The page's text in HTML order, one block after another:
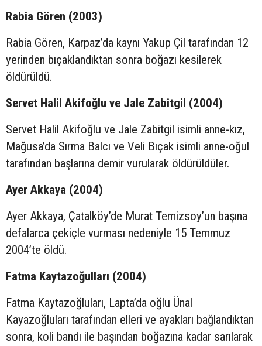
Rabia Gören (2003)
Rabia Gören, Karpaz’da kaynı Yakup Çil tarafından 12
yerinden bıçaklandıktan sonra boğazı kesilerek
öldürüldü.
Servet Halil Akifoğlu ve Jale Zabitgil (2004)
Servet Halil Akifoğlu ve Jale Zabitgil isimli anne-kız,
Mağusa’da Sırma Balcı ve Veli Bıçak isimli anne-oğul
tarafından başlarına demir vurularak öldürüldüler.
Ayer Akkaya (2004)
Ayer Akkaya, Çatalköy’de Murat Temizsoy’un başına
defalarca çekiçle vurması nedeniyle 15 Temmuz
2004’te öldü.
Fatma Kaytazoğulları (2004)
Fatma Kaytazoğluları, Lapta’da oğlu Ünal
Kayazoğluları tarafından elleri ve ayakları bağlandıktan
sonra, koli bandı ile başından boğazına kadar sarılarak